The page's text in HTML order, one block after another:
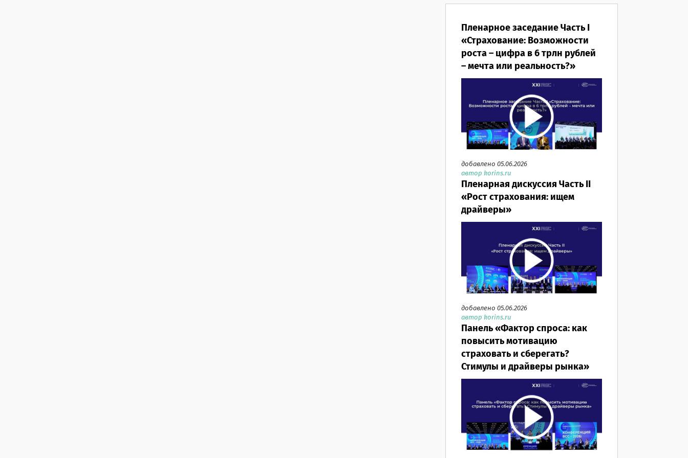
Пленарное заседание Часть I
«Страхование: Возможности
роста – цифра в 6 трлн рублей
– мечта или реальность?»
добавлено 05.06.2026
автор korins.ru
Пленарная дискуссия Часть II
«Рост страхования: ищем
драйверы»
добавлено 05.06.2026
автор korins.ru
Панель «Фактор спроса: как
повысить мотивацию
страховать и сберегать?
Стимулы и драйверы рынка»